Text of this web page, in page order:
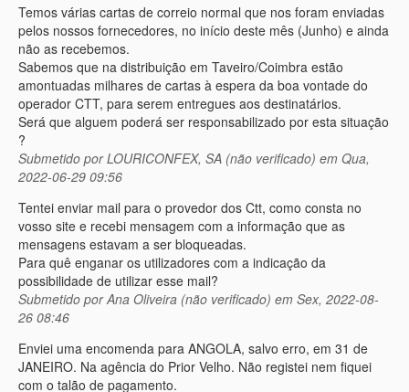
Temos várias cartas de correio normal que nos foram enviadas
pelos nossos fornecedores, no início deste mês (Junho) e ainda
não as recebemos.
Sabemos que na distribuição em Taveiro/Coimbra estão
amontuadas milhares de cartas à espera da boa vontade do
operador CTT, para serem entregues aos destinatários.
Será que alguem poderá ser responsabilizado por esta situação
?
Submetido porLOURICONFEX, SA (não verificado) em Qua,
2022-06-29 09:56
Tentei enviar mail para o provedor dos Ctt, como consta no
vosso site e recebi mensagem com a informação que as
mensagens estavam a ser bloqueadas.
Para quê enganar os utilizadores com a indicação da
possibilidade de utilizar esse mail?
Submetido porAna Oliveira (não verificado) em Sex, 2022-08-
26 08:46
Enviei uma encomenda para ANGOLA, salvo erro, em 31 de
JANEIRO. Na agência do Prior Velho. Não registei nem fiquei
com o talão de pagamento.